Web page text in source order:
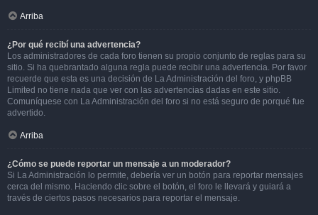
Arriba
¿Por qué recibí una advertencia?
Los administradores de cada foro tienen su propio conjunto de reglas para su
sitio. Si ha quebrantado alguna regla puede recibir una advertencia. Por favor
recuerde que esta es una decisión de La Administración del foro, y phpBB
Limited no tiene nada que ver con las advertencias dadas en este sitio.
Comuníquese con La Administración del foro si no está seguro de porqué fue
advertido.
Arriba
¿Cómo se puede reportar un mensaje a un moderador?
Si La Administración lo permite, debería ver un botón para reportar mensajes
cerca del mismo. Haciendo clic sobre el botón, el foro le llevará y guiará a
través de ciertos pasos necesarios para reportar el mensaje.